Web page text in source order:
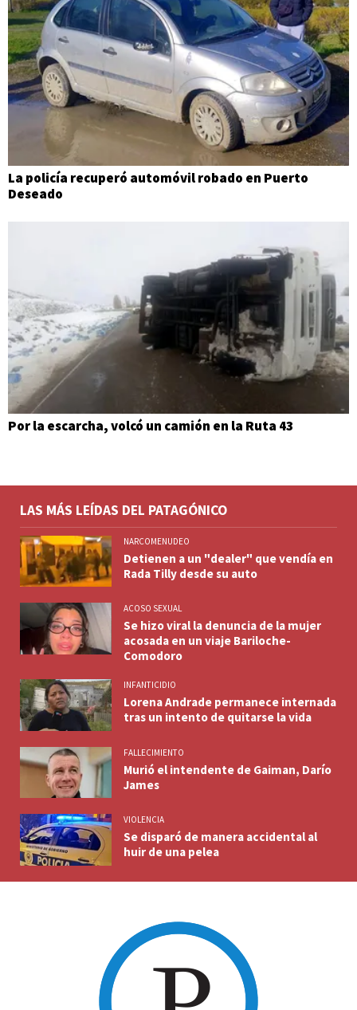
La policía recuperó automóvil robado en Puerto
Deseado
Por la escarcha, volcó un camión en la Ruta 43
LAS MÁS LEÍDAS DEL PATAGÓNICO
NARCOMENUDEO
Detienen a un "dealer" que vendía en
Rada Tilly desde su auto
ACOSO SEXUAL
Se hizo viral la denuncia de la mujer
acosada en un viaje Bariloche-
Comodoro
INFANTICIDIO
Lorena Andrade permanece internada
tras un intento de quitarse la vida
FALLECIMIENTO
Murió el intendente de Gaiman, Darío
James
VIOLENCIA
Se disparó de manera accidental al
huir de una pelea